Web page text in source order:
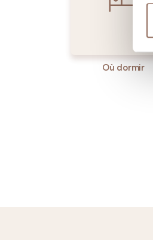
Où dormir